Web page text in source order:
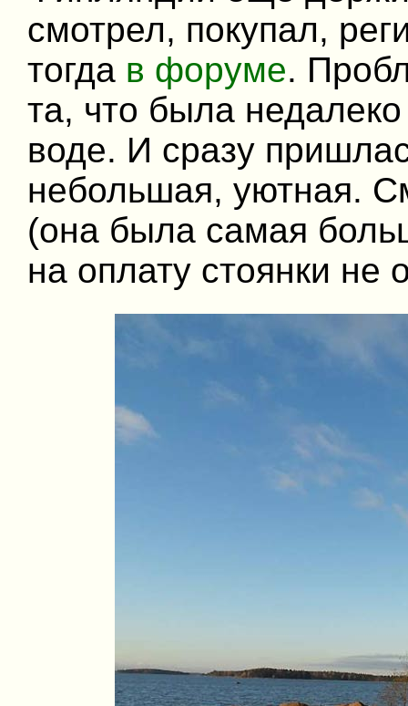
смотрел, покупал,
тогда в форуме.
та, что была
воде. И сразу
небольшая, уютная.
(она была самая
на оплату стоянки не